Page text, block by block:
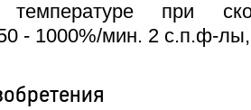
температуре при
- 1000%/мин. 2 с.п.ф-